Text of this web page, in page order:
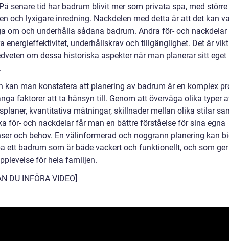
senare tid har badrum blivit mer som privata spa, med större
och lyxigare inredning. Nackdelen med detta är att det kan
om och underhålla sådana badrum. Andra för- och nackdelar
energieffektivitet, underhållskrav och tillgänglighet. Det är
om dessa historiska aspekter när man planerar sitt eget
kan man konstatera att planering av badrum är en komplex
faktorer att ta hänsyn till. Genom att överväga olika typer
kvantitativa mätningar, skillnader mellan olika stilar
för- och nackdelar får man en bättre förståelse för sina egna
och behov. En välinformerad och noggrann planering kan
ett badrum som är både vackert och funktionellt, och som
för hela familjen.
DU INFÖRA VIDEO]